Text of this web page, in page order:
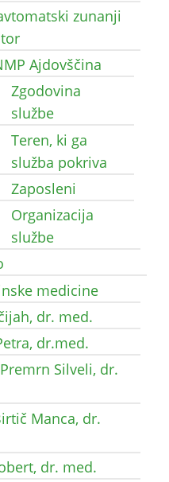
zunanji
Ajdovščina
Zgodovina
službe
Teren, ki ga
služba pokriva
Zaposleni
Organizacija
službe
medicine
dr. med.
dr.med.
Silveli, dr.
Manca, dr.
dr. med.